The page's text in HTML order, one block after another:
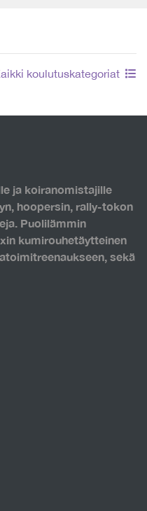
koulutuskategoriat
ja koiranomistajille
hoopersin, rally-tokon
Puolilämmin
kumirouhetäytteinen
sekä